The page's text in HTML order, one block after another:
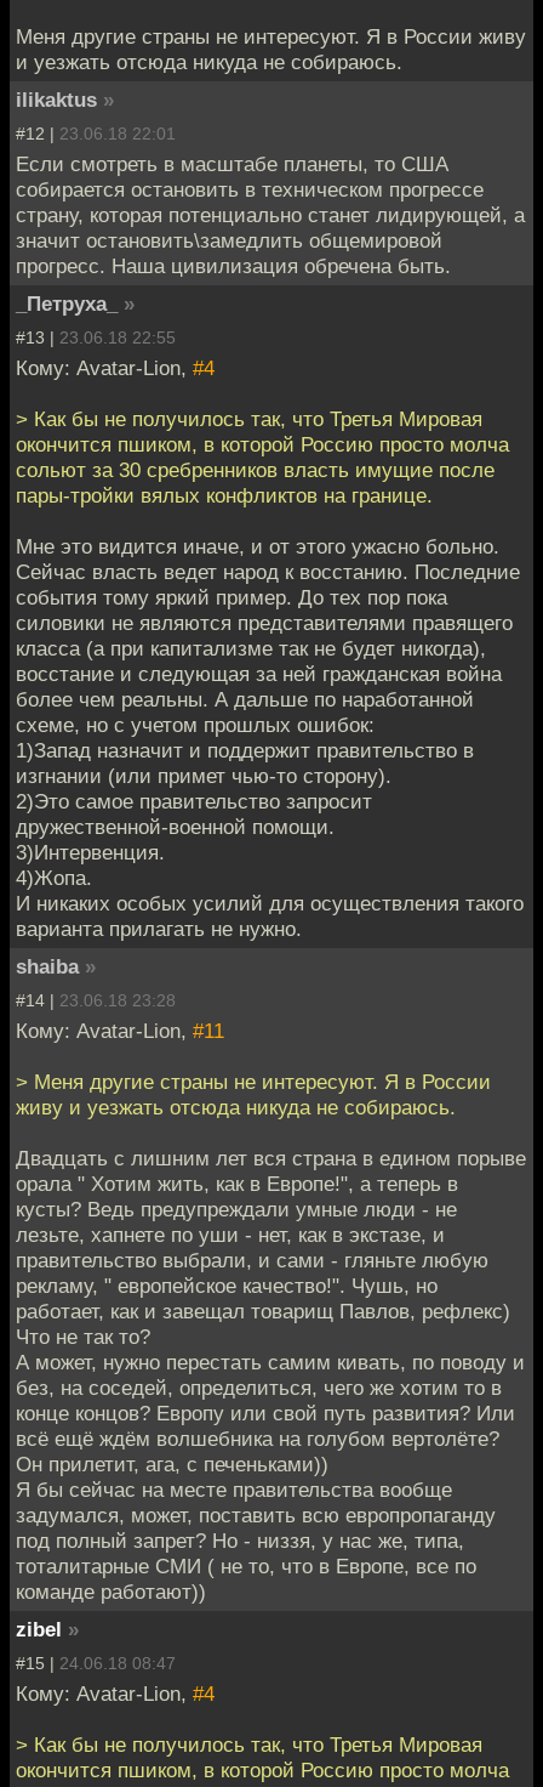
Меня другие страны не интересуют. Я в России живу
и уезжать отсюда никуда не собираюсь.
ilikaktus »
#12 | 23.06.18 22:01
Если смотреть в масштабе планеты, то США
собирается остановить в техническом прогрессе
страну, которая потенциально станет лидирующей, а
значит остановить\замедлить общемировой
прогресс. Наша цивилизация обречена быть.
_Петруха_
»
#13 | 23.06.18 22:55
Кому: Avatar-Lion, #4
> Как бы не получилось так, что Третья Мировая
окончится пшиком, в которой Россию просто молча
сольют за 30 сребренников власть имущие после
пары-тройки вялых конфликтов на границе.
Мне это видится иначе, и от этого ужасно больно.
Сейчас власть ведет народ к восстанию. Последние
события тому яркий пример. До тех пор пока
силовики не являются представителями правящего
класса (а при капитализме так не будет никогда),
восстание и следующая за ней гражданская война
более чем реальны. А дальше по наработанной
схеме, но с учетом прошлых ошибок:
1)Запад назначит и поддержит правительство в
изгнании (или примет чью-то сторону).
2)Это самое правительство запросит
дружественной-военной помощи.
3)Интервенция.
4)Жопа.
И никаких особых усилий для осуществления такого
варианта прилагать не нужно.
shaiba »
#14 | 23.06.18 23:28
Кому: Avatar-Lion, #11
> Меня другие страны не интересуют. Я в России
живу и уезжать отсюда никуда не собираюсь.
Двадцать с лишним лет вся страна в едином порыве
орала " Хотим жить, как в Европе!", а теперь в
кусты? Ведь предупреждали умные люди - не
лезьте, хапнете по уши - нет, как в экстазе, и
правительство выбрали, и сами - гляньте любую
рекламу, " европейское качество!". Чушь, но
работает, как и завещал товарищ Павлов, рефлекс)
Что не так то?
А может, нужно перестать самим кивать, по поводу и
без, на соседей, определиться, чего же хотим то в
конце концов? Европу или свой путь развития? Или
всё ещё ждём волшебника на голубом вертолёте?
Он прилетит, ага, с печеньками))
Я бы сейчас на месте правительства вообще
задумался, может, поставить всю европропаганду
под полный запрет? Но - низзя, у нас же, типа,
тоталитарные СМИ ( не то, что в Европе, все по
команде работают))
zibel »
#15 | 24.06.18 08:47
Кому: Avatar-Lion, #4
> Как бы не получилось так, что Третья Мировая
окончится пшиком, в которой Россию просто молча